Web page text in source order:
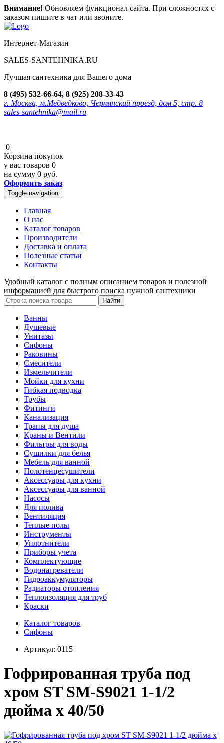
Внимание! Обновляем функционал сайта. При сложностях с
заказом пишите в чат или звоните.
Интернет-Магазин
SALES-SANTEHNIKA.RU
Лучшая сантехника для Вашего дома
8 (495) 532-66-64, 8 (925) 208-33-43
г. Москва, м.Медведково, Чермянский проезд, дом 5, стр. 8
sales-santehnika@mail.ru
0
Корзина покупок
у вас товаров 0
на сумму 0 руб.
Оформить заказ
Toggle navigation
Главная
О нас
Каталог товаров
Производители
Доставка и оплата
Полезные статьи
Контакты
Удобный каталог с полным описанием товаров и полезной
информацией для быстрого поиска нужной сантехники
Ванны
Душевые
Унитазы
Сифоны
Раковины
Смесители
Измельчители
Мойки для кухни
Гибкая подводка
Трубы
Фитинги
Канализация
Трапы для душа
Краны и Вентили
Фильтры для воды
Сушилки для белья
Мебель для ванной
Полотенцесушители
Аксессуары для кухни
Аксессуары для ванной
Насосы
Для полива
Вентиляция
Теплые полы
Инструменты
Уплотнители
Приборы учета
Комплектующие
Водонагреватели
Гидроаккумуляторы
Радиаторы отопления
Теплоизоляция для труб
Краски
Каталог товаров
Сифоны
Артикул: 0115
Гофрированная труба под
хром ST SM-S9021 1-1/2
дюйма х 40/50